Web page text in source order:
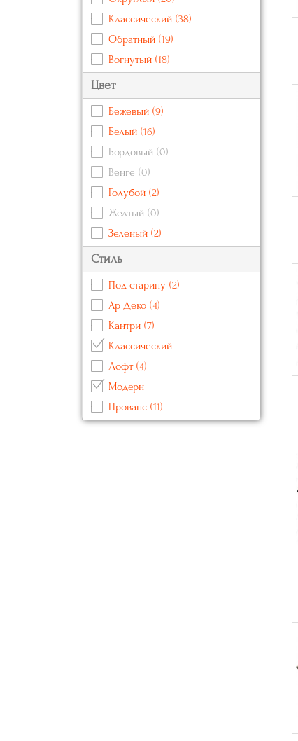
Классический (38)
Обратный (19)
Вогнутый (18)
Цвет
Бежевый (9)
Белый (16)
Бордовый (0)
Венге (0)
Голубой (2)
Желтый (0)
Зеленый (2)
Коричневый (6)
Красный
(6)
Кремовый
Оранжевый
Серебряный
Серый
Синий
Стиль
Под старину (2)
Ар Деко (4)
Кантри (7)
Классический
Лофт (4)
Модерн
Прованс (11)
Современный (112)